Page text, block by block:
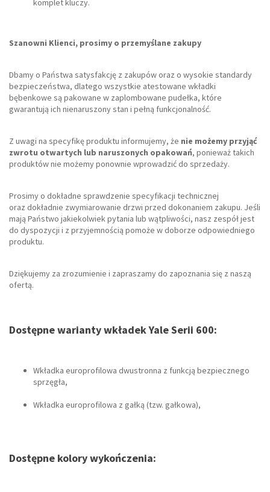
komplet kluczy.
Szanowni Klienci, prosimy o przemyślane zakupy
Dbamy o Państwa satysfakcję z zakupów oraz o wysokie standardy
bezpieczeństwa, dlatego wszystkie atestowane wkładki
bębenkowe są pakowane w zaplombowane pudełka, które
gwarantują ich nienaruszony stan i pełną funkcjonalność.
Z uwagi na specyfikę produktu informujemy, że nie możemy przyjąć
zwrotu otwartych lub naruszonych opakowań, ponieważ takich
produktów nie możemy ponownie wprowadzić do sprzedaży.
Prosimy o dokładne sprawdzenie specyfikacji technicznej
oraz dokładnie zwymiarowanie drzwi przed dokonaniem zakupu. Jeśli
mają Państwo jakiekolwiek pytania lub wątpliwości, nasz zespół jest
do dyspozycji i z przyjemnością pomoże w doborze odpowiedniego
produktu.
Dziękujemy za zrozumienie i zapraszamy do zapoznania się z naszą
ofertą.
Dostępne warianty wkładek Yale Serii 600:
Wkładka europrofilowa dwustronna z funkcją bezpiecznego
sprzęgła,
Wkładka europrofilowa z gałką (tzw. gałkowa),
Dostępne kolory wykończenia: